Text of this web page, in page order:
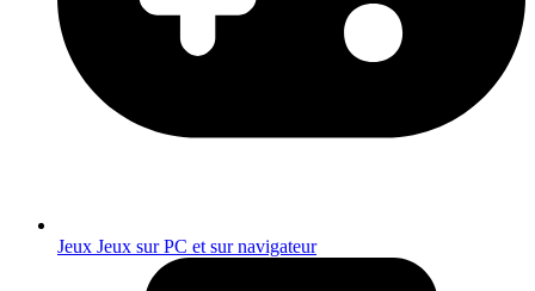
Jeux Jeux sur PC et sur navigateur